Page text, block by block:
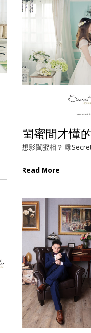
閨蜜間才懂
想影閨蜜相？ 嚟
Read More